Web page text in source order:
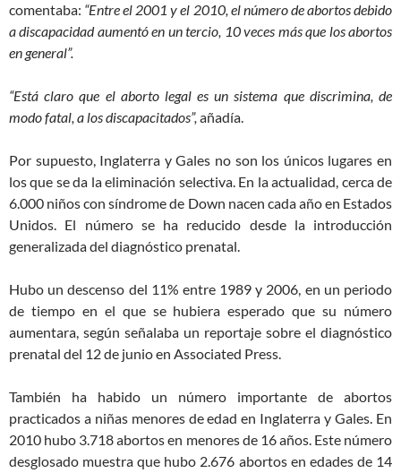
comentaba: “Entre el 2001 y el 2010, el número de abortos debido
a discapacidad aumentó en un tercio, 10 veces más que los abortos
en general”.
“Está claro que el aborto legal es un sistema que discrimina, de
modo fatal, a los discapacitados”, añadía.
Por supuesto, Inglaterra y Gales no son los únicos lugares en
los que se da la eliminación selectiva. En la actualidad, cerca de
6.000 niños con síndrome de Down nacen cada año en Estados
Unidos. El número se ha reducido desde la introducción
generalizada del diagnóstico prenatal.
Hubo un descenso del 11% entre 1989 y 2006, en un periodo
de tiempo en el que se hubiera esperado que su número
aumentara, según señalaba un reportaje sobre el diagnóstico
prenatal del 12 de junio en Associated Press.
También ha habido un número importante de abortos
practicados a niñas menores de edad en Inglaterra y Gales. En
2010 hubo 3.718 abortos en menores de 16 años. Este número
desglosado muestra que hubo 2.676 abortos en edades de 14